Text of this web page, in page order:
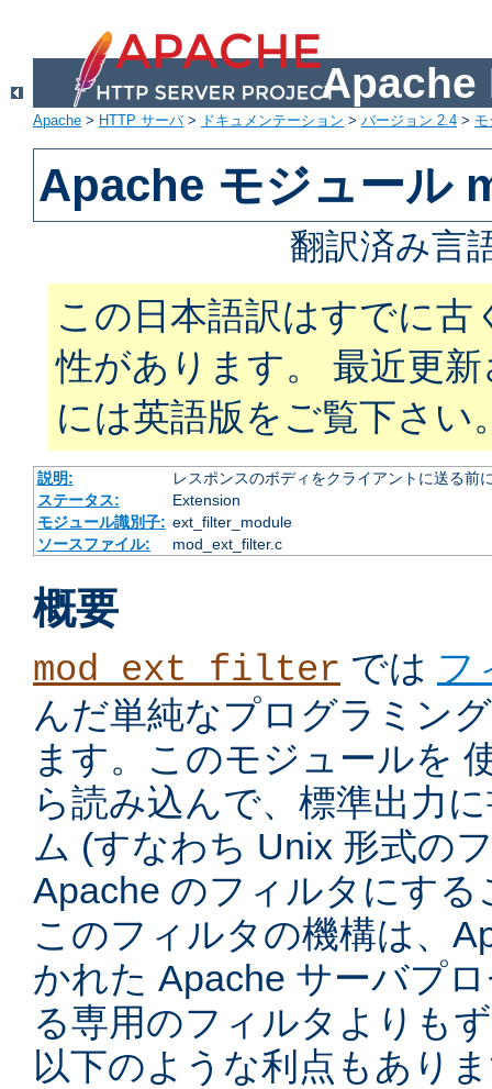
Apache
Apache > HTTP サーバ> ドキュメンテーション > バージョン 2.4 >
Apache モジュール
翻訳済み言
この日本語訳はすでに古
性があります。 最近更
には英語版をご覧下さい
説明:
レスポンスのボディをクライアントに送る前
ステータス:
Extension
モジュール識別子: ext_filter_module
ソースファイル:
mod_ext_filter.c
概要
mod_ext_filter では フ
んだ単純なプログラミン
ます。このモジュールを
ら読み込んで、標準出力
ム (すなわち Unix 形式の
Apache のフィルタにす
このフィルタの機構は、
かれた Apache サーバプ
る専用のフィルタよりも
以下のような利点もあり